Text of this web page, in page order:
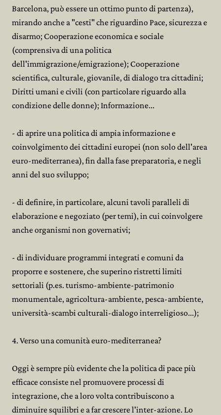
Barcelona, può essere un ottimo punto di partenza),
mirando anche a "cesti" che riguardino Pace, sicurezza e
disarmo; Cooperazione economica e sociale
(comprensiva di una politica
dell'immigrazione/emigrazione); Cooperazione
scientifica, culturale, giovanile, di dialogo tra cittadini;
Diritti umani e civili (con particolare riguardo alla
condizione delle donne); Informazione...
- di aprire una politica di ampia informazione e
coinvolgimento dei cittadini europei (non solo dell'area
euro-mediterranea), fin dalla fase preparatoria, e negli
anni del suo sviluppo;
- di definire, in particolare, alcuni tavoli paralleli di
elaborazione e negoziato (per temi), in cui coinvolgere
anche organismi non governativi;
- di individuare programmi integrati e comuni da
proporre e sostenere, che superino ristretti limiti
settoriali (p.es. turismo-ambiente-patrimonio
monumentale, agricoltura-ambiente, pesca-ambiente,
università-scambi culturali-dialogo interreligioso...);
4. Verso una comunità euro-mediterranea?
Oggi è sempre più evidente che la politica di pace più
efficace consiste nel promuovere processi di
integrazione, che a loro volta contribuiscono a
diminuire squilibri e a far crescere l'inter-azione. Lo